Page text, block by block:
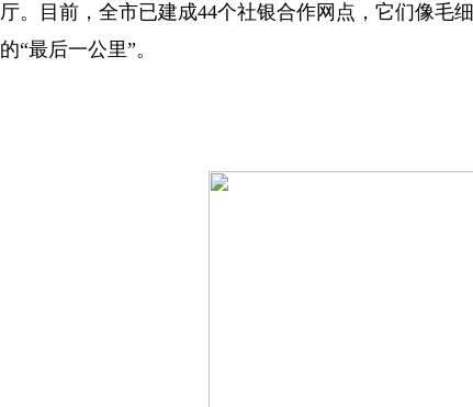
厅。目前，全市已建成44个社银合作网点，它们像毛
的“最后一公里”。